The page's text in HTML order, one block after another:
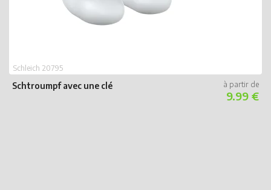
Schtroumpf avec une clé
Schleich 20795
9.99 €